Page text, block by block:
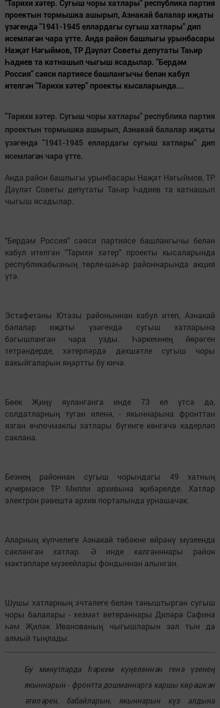
"Тарихи хәтер. Сугыш чоры хатлары" республика партия
проектын тормышка ашырып, Азнакай балалар иҗаты
үзәгендә "1941-1945 еллардагы сугыш хатлары" дип
исемләгән чара үтте. Анда район башлыгы урынбасары
Наҗәт Нәгыймов, ТР Дәүләт Советы депутаты Таһир
Һадиев та катнашып чыгыш ясадылар. "Бердәм
Россия" сәяси партиясе башлангычы белән кабул
ителгән "Тарихи хәтер" проекты кысаларында...
"Тарихи хәтер. Сугыш чоры хатлары" республика партия
проектын тормышка ашырып, Азнакай балалар иҗаты
үзәгендә "1941-1945 еллардагы сугыш хатлары" дип
исемләгән чара үтте.
Анда район башлыгы урынбасары Наҗәт Нәгыймов, ТР
Дәүләт Советы депутаты Таһир Һадиев та катнашып
чыгыш ясадылар.
"Бердәм Россия" сәяси партиясе башлангычы белән
кабул ителгән "Тарихи хәтер" проекты кысаларында
республикабызның төрле-шәһәр районнарында акция
үтә.
Эстафетаны Ютазы районыннан кабул итеп, Азнакай
балалар иҗаты үзәгендә сугыш хатларына
багышланган чара узды. Һәркемнең йөрәген
тетрәндерде, хәтерләрдә дәхшәтле сугыш чоры
вакыйгаларын яңартты бу кичә.
Бөек Җиңү яуланганга инде 73 ел үтсә дә,
солдатларның туган иленә, - якыннарына фронттан
язган өчпочмаклы хатлары бүгенге көнгәчә кадерләп
саклана.
Безнең районнан сугыш чорындагы 49 хатның
күчермәсе ТР Милли архивына җибәрелде. Хатлар
электрон рәвештә архив порталында урнашачак.
Аларның күпчелеге Азнакай төбәкне өйрәнү музеенда
сакланган хатлар. Ә инде калганннары район
мәктәпләре музеейлары фондыннан алынган.
Шушы хатларның эчтәлеге белән таныштырган сугыш
чоры балалары - хезмәт ветераннары Диләрә Сафина
һәм Җиләк Иванованың чыгышларын зал тын да
алмый тыңлады.
Бу минутларда һәркем күңеленнән генә үзенең
якыннарын - фронтта дошманнарга каршы көрәшкән
әтиләрен, бабайларын, якыннарын күз алдына